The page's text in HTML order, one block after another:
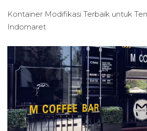
Kontainer Modifikasi Terbaik untuk
Indomaret